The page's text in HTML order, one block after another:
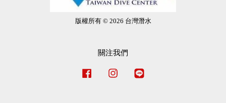
版權所有 © 2026 台灣潛水
關注我們
Facebook Instagram